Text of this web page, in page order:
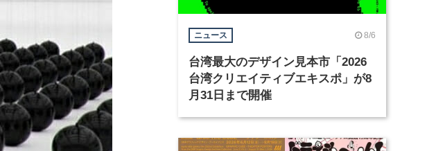
ニュース 8/6
台湾最大のデザイン見本市「2026
台湾クリエイティブエキスポ」が8
月31日まで開催